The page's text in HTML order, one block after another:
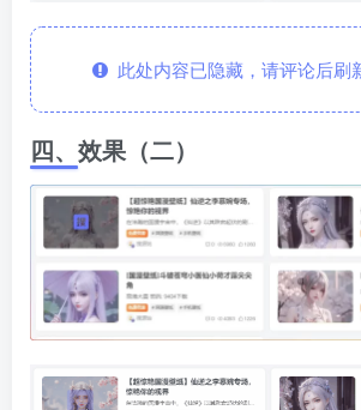
此处内容已隐藏，请评论后刷
四、效果（二）